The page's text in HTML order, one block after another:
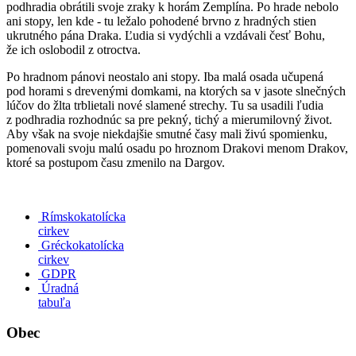
podhradia obrátili svoje zraky k horám Zemplína. Po hrade nebolo
ani stopy, len kde - tu ležalo pohodené brvno z hradných stien
ukrutného pána Draka. Ľudia si vydýchli a vzdávali česť Bohu,
že ich oslobodil z otroctva.
Po hradnom pánovi neostalo ani stopy. Iba malá osada učupená
pod horami s drevenými domkami, na ktorých sa v jasote slnečných
lúčov do žlta trblietali nové slamené strechy. Tu sa usadili ľudia
z podhradia rozhodnúc sa pre pekný, tichý a mierumilovný život.
Aby však na svoje niekdajšie smutné časy mali živú spomienku,
pomenovali svoju malú osadu po hroznom Drakovi menom Drakov,
ktoré sa postupom času zmenilo na Dargov.
Rímskokatolícka
cirkev
Gréckokatolícka
cirkev
GDPR
Úradná
tabuľa
Obec